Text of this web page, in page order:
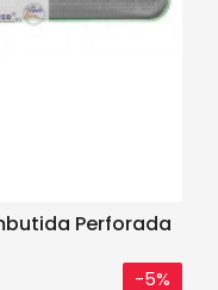
Perforada
-5%